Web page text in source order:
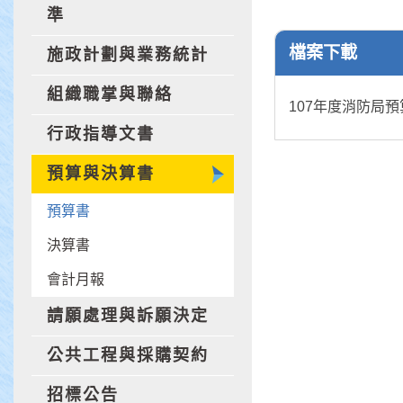
準
施政計劃與業務統計
組織職掌與聯絡
行政指導文書
預算與決算書
預算書
決算書
會計月報
請願處理與訴願決定
公共工程與採購契約
招標公告
檔案下載
107年度消防局